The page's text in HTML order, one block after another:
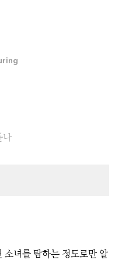
나
소녀를 탐하는 정도로만 알